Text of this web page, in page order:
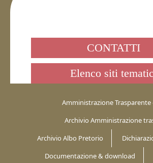
CONTATTI
Elenco siti
Amministrazione Trasparente
Archivio Amministrazione
Archivio Albo Pretorio
Documentazione & download